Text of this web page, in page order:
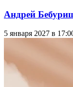
Андрей
5 января 2027 в